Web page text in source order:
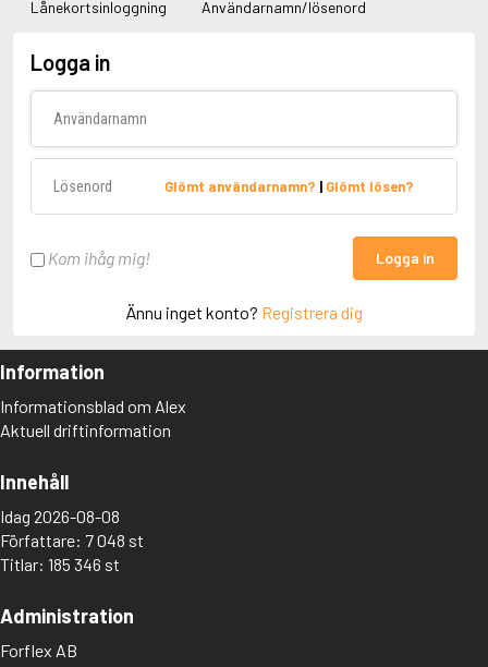
Lånekortsinloggning Användarnamn/lösenord
Logga in
Glömt användarnamn? | Glömt lösen?
Kom ihåg mig! Logga in
Ännu inget konto? Registrera dig
Information
Informationsblad om Alex
Aktuell driftinformation
Innehåll
Idag 2026-08-08
Författare: 7 048 st
Titlar: 185 346 st
Administration
Forflex AB